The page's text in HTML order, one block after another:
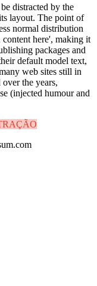
distracted by the
layout. The point of
normal distribution
content here', making it
packages and
default model text,
web sites still in
the years,
(injected humour and